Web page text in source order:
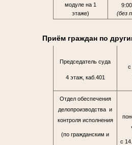
модуле на 1
этаже)
(без
Приём граждан по
Председатель суда
4 этаж, каб.401
с
Отдел обеспечения
делопроизводства и
контроля исполнения
(по гражданским и
с